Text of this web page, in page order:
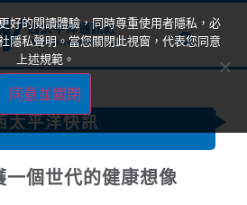
太平洋快訊
一個世代的健康想像
好的閱讀體驗，同時尊重使用者隱私，必
隱私聲明。當您關閉此視窗，代表您同意
上述規範。
同意並關閉